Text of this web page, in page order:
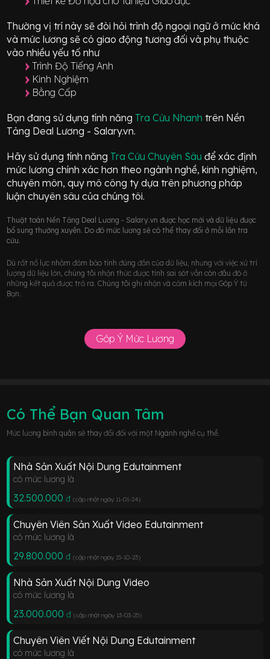
Thường vị trí này sẽ đòi hỏi trình độ ngoại ngữ ở mứckhá
và mức lương sẽ có giao động tương đối và phụ thuộc
vào nhiều yếu tố như
Trình Độ Tiếng Anh
Kinh Nghiệm
Bằng Cấp
Bạn đang sử dụng tính năng Tra Cứu Nhanh trên Nền
Tảng Deal Lương - Salary.vn.
Hãy sử dụng tính năng Tra Cứu Chuyên Sâuđể xác định
mức lương chính xác hơn theo ngành nghề, kinh nghiệm,
chuyên môn, quy mô công ty dựa trên phương pháp
luận chuyên sâu của chúng tôi.
Thuật toán Nền Tảng Deal Lương - Salary.vn được học mới và dữ liệu được
bổ sung thường xuyên. Do đó mức lương sẽ có thể thay đổi ở mỗi lần tra
cứu.
Dù rất nổ lực nhằm đảm bảo tính đúng đắn của dữ liệu, nhưng với việc xử trí
lượng dữ liệu lớn, chúng tôi nhận thức được tính sai sót vẫn còn đâu đó ở
những kết quả được trả ra. Chúng tôi ghi nhận và cảm kích mọi Góp Ý từ
Bạn.
Góp Ý Mức Lương
Có Thể Bạn Quan Tâm
Mức lương bình quân sẽ thay đổi đối với một Ngành nghề cụ thể.
Nhà Sản Xuất Nội Dung Edutainment
có mức lương là
32.500.000 đ (cập nhật ngày 11-01-24)
Chuyên Viên Sản Xuất Video Edutainment
có mức lương là
29.800.000 đ (cập nhật ngày 15-10-23)
Nhà Sản Xuất Nội Dung Video
có mức lương là
23.000.000 đ (cập nhật ngày 13-03-25)
Chuyên Viên Viết Nội Dung Edutainment
có mức lương là